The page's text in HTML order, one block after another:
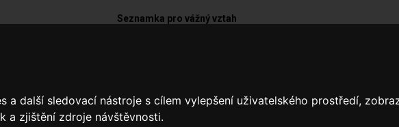
další sledovací nástroje s cílem vylepšení uživatelského prostředí,
a zjištění zdroje návštěvnosti.
Seznamka pro vážný vztah
hledám holku která je ochtna za sex přijet za
mnou pujdu sní do přírody nebo v jejím autě ale